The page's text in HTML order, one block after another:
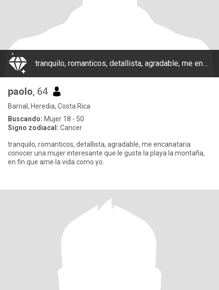
tranquilo, romanticos, detallista, agradable, me encanataria conocer una mujer interesante que le guste la playa la montaña, en fin que ame la vida como yo.
paolo, 64
Barrial, Heredia, Costa Rica
Buscando: Mujer 18 - 50
Signo zodiacal: Cancer
tranquilo, romanticos, detallista, agradable, me encanataria
conocer una mujer interesante que le guste la playa la montaña,
en fin que ame la vida como yo.